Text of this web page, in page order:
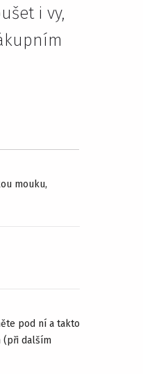
i vy,
mouku,
pod ní a takto
(při dalším